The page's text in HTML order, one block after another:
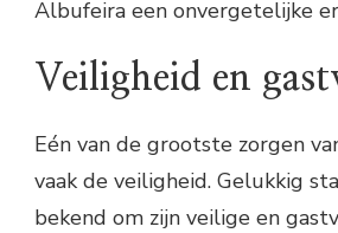
Albufeira een onvergetelijke
Veiligheid en
Eén van de grootste zorgen
vaak de veiligheid. Gelukkig
bekend om zijn veilige en